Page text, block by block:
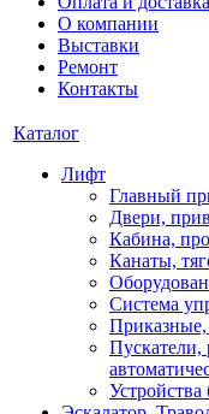
О компании
Выставки
Ремонт
Контакты
Каталог
Лифт
Главный
Двери,
Кабина,
Канаты,
Система
Пускатели,
Устройства